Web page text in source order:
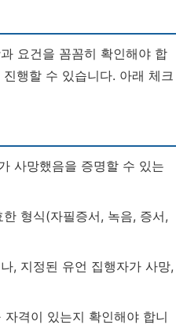
요건을 꼼꼼히 확인해야 합
행할 수 있습니다. 아래 체크
사망했음을 증명할 수 있는
형식(자필증서, 녹음, 증서,
, 지정된 유언 집행자가 사망,
격이 있는지 확인해야 합니